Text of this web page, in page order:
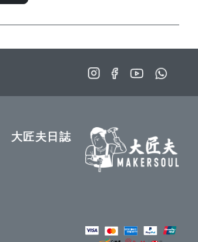
願
望
清
比
較
大匠夫日誌